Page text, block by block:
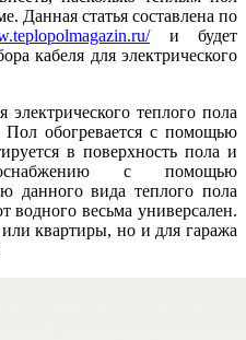
Данная статья составлена по
и будет
кабеля для электрического
теплого пола
обогревается с помощью
в поверхность пола и
с помощью
данного вида теплого пола
водного весьма универсален.
квартиры, но и для гаража